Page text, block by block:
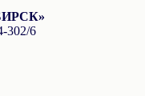
302/6